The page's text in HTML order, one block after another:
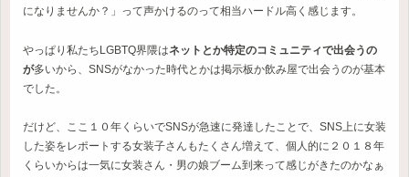
になりませんか？」って声かけるのって相当ハードル高く感じます。
やっぱり私たちLGBTQ界隈はネットとか特定のコミュニティで出会うの
が多いから、SNSがなかった時代とかは掲示板か飲み屋で出会うのが基本
でした。
だけど、ここ１０年くらいでSNSが急速に発達したことで、SNS上に女装
した姿をレポートする女装子さんもたくさん増えて、個人的に２０１８年
くらいからは一気に女装さん・男の娘ブーム到来って感じがきたのかなぁ